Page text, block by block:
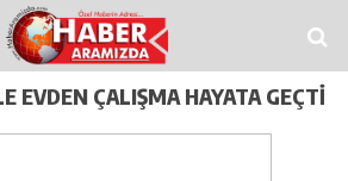
grandpashabetJojobet
EVDEN ÇALIŞMA HAYATA GEÇTI